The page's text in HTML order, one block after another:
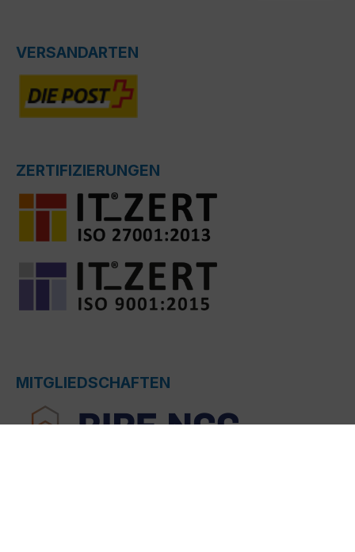
VERSANDARTEN
ZERTIFIZIERUNGEN
MITGLIEDSCHAFTEN